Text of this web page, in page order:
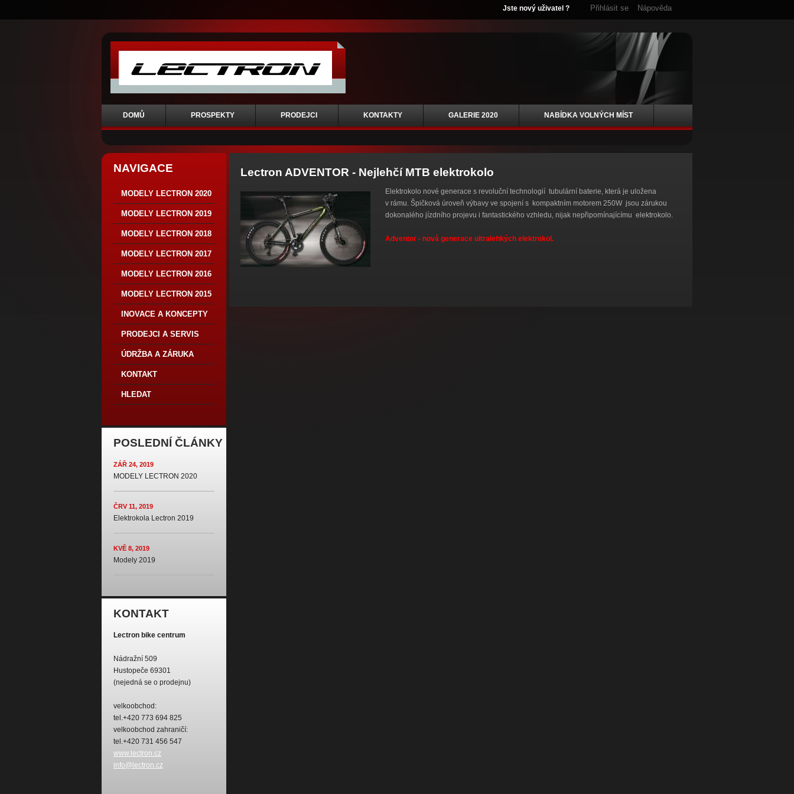
Jste nový uživatel ? Přihlásit se Nápověda
DOMŮ PROSPEKTY PRODEJCI KONTAKTY GALERIE 2020 NABÍDKA VOLNÝCH MÍST
NAVIGACE
MODELY LECTRON 2020
MODELY LECTRON 2019
MODELY LECTRON 2018
MODELY LECTRON 2017
MODELY LECTRON 2016
MODELY LECTRON 2015
INOVACE A KONCEPTY
PRODEJCI A SERVIS
ÚDRŽBA A ZÁRUKA
KONTAKT
HLEDAT
POSLEDNÍ ČLÁNKY
ZÁŘ 24, 2019
MODELY LECTRON 2020
ČRV 11, 2019
Elektrokola Lectron 2019
KVĚ 8, 2019
Modely 2019
KONTAKT
Lectron bike centrum
Nádražní 509
Hustopeče 69301
(nejedná se o prodejnu)
velkoobchod:
tel.+420 773 694 825
velkoobchod zahraničí:
tel.+420 731 456 547
www.lectron.cz
info@lectron.cz
Lectron ADVENTOR - Nejlehčí MTB elektrokolo
Elektrokolo nové generace s revoluční technologií tubulární baterie, která je uložena
v rámu. Špičková úroveň výbavy ve spojení s kompaktním motorem 250W jsou zárukou
dokonalého jízdního projevu i fantastického vzhledu, nijak nepřipomínajícímu elektrokolo.
Adventor - nová generace ultralehkých elektrokol.